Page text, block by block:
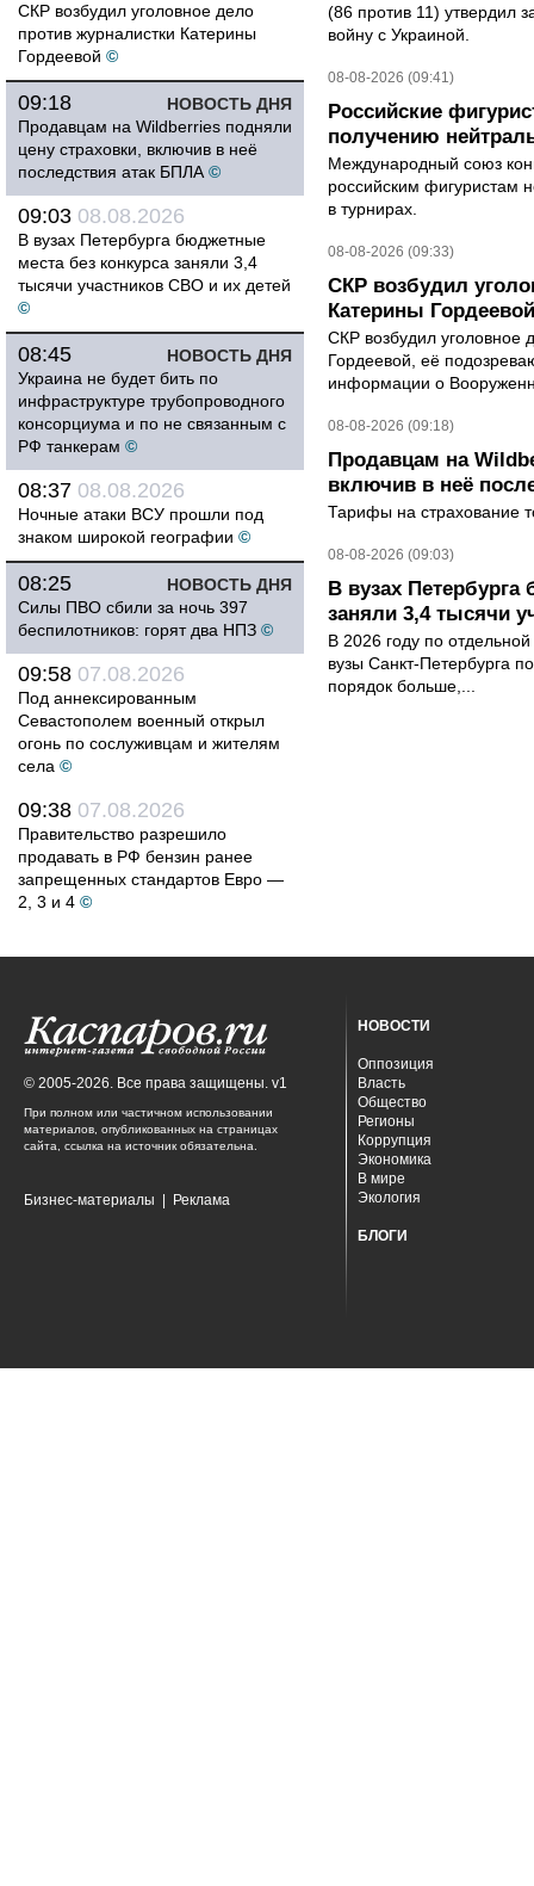
СКР возбудил уголовное дело
против журналистки Катерины
Гордеевой ©
НОВОСТЬ ДНЯ
09:18
Продавцам на Wildberries подняли
цену страховки, включив в неё
последствия атак БПЛА ©
09:03 08.08.2026
В вузах Петербурга бюджетные
места без конкурса заняли 3,4
тысячи участников СВО и их детей
©
НОВОСТЬ ДНЯ
08:45
Украина не будет бить по
инфраструктуре трубопроводного
консорциума и по не связанным с
РФ танкерам ©
08:37 08.08.2026
Ночные атаки ВСУ прошли под
знаком широкой географии ©
НОВОСТЬ ДНЯ
08:25
Силы ПВО сбили за ночь 397
беспилотников: горят два НПЗ ©
09:58 07.08.2026
Под аннексированным
Севастополем военный открыл
огонь по сослуживцам и жителям
села ©
09:38 07.08.2026
Правительство разрешило
продавать в РФ бензин ранее
запрещенных стандартов Евро —
2, 3 и 4 ©
(86 против 11) утвердил
войну с Украиной.
08-08-2026 (09:41)
Российские
получению
Международный союз
российским фигуристам
в турнирах.
08-08-2026 (09:33)
СКР возбудил
Катерины Гордеевой
СКР возбудил уголовное
Гордеевой, её
информации о
08-08-2026 (09:18)
Продавцам на
включив в неё
Тарифы на страхование
08-08-2026 (09:03)
В вузах
заняли 3,4 тысячи
В 2026 году по
вузы Санкт-Петербурга
порядок больше,...
© 2005-2026. Все права защищены. v1
При полном или частичном использовании
материалов, опубликованных на страницах
сайта, ссылка на источник обязательна.
Бизнес-материалы Реклама
НОВОСТИ
Оппозиция
Власть
Общество
Регионы
Коррупция
Экономика
В мире
Экология
БЛОГИ